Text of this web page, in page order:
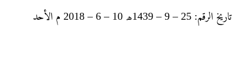
تاريخ الرقم: 25 – 9 – 1439ھ 10 – 6 – 2018 م الأحد